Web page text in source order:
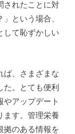
されたことに対
という場合、
して恥ずかしい
ば、さまざまな
た。とても便利
やアップデート
ます。管理栄養
拠のある情報を